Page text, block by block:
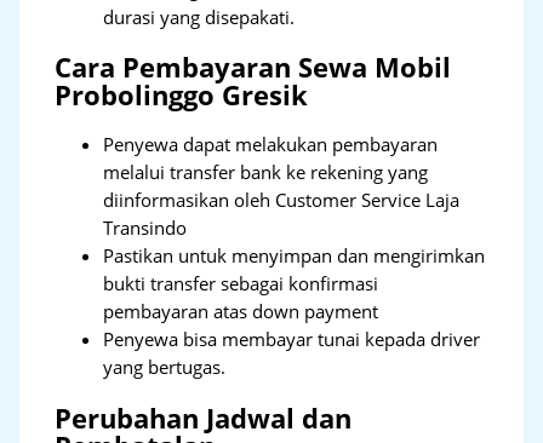
durasi yang disepakati.
Cara Pembayaran Sewa Mobil
Probolinggo Gresik
Penyewa dapat melakukan pembayaran
melalui transfer bank ke rekening yang
diinformasikan oleh Customer Service Laja
Transindo
Pastikan untuk menyimpan dan mengirimkan
bukti transfer sebagai konfirmasi
pembayaran atas down payment
Penyewa bisa membayar tunai kepada driver
yang bertugas.
Perubahan Jadwal dan